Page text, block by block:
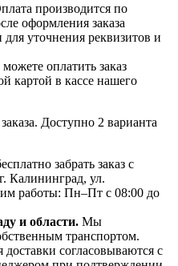
производится по
оформления заказа
уточнения реквизитов и
оплатить заказ
картой в кассе нашего
Доступно 2 варианта
забрать заказ с
Калининград, ул.
работы: Пн–Пт с 08:00 до
и области. Мы
транспортом.
согласовываются с